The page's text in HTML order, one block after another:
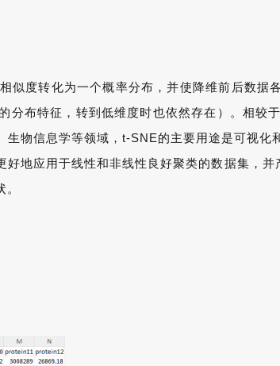
似度转化为一个概率分布，并使降维前后数据
分布特征，转到低维度时也依然存在）。相较
物信息学等领域，t-SNE的主要用途是可视
地应用于线性和非线性良好聚类的数据集，